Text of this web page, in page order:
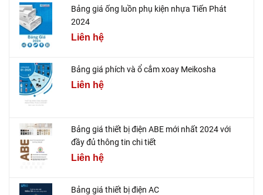
Bảng giá ống luồn phụ kiện nhựa Tiến Phát
2024
Liên hệ
Bảng giá phích và ổ cắm xoay Meikosha
Liên hệ
Bảng giá thiết bị điện ABE mới nhất 2024 với
đầy đủ thông tin chi tiết
Liên hệ
Bảng giá thiết bị điện AC